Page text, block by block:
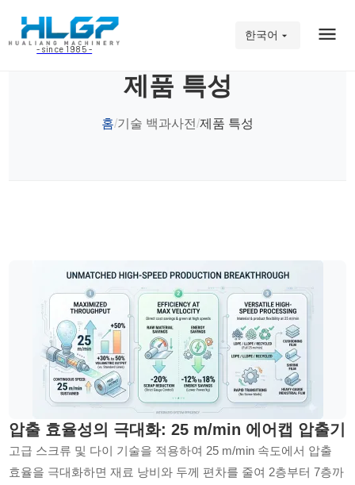
- since 1985 -
한국어
제품 특성
홈/기술 백과사전/제품 특성
압출 효율성의 극대화: 25 m/min 에어캡 압출기
고급 스크류 및 다이 기술을 적용하여 25 m/min 속도에서 압출
효율을 극대화하면 재료 낭비와 두께 편차를 줄여 2층부터 7층까